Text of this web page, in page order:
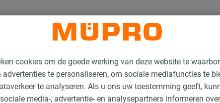
cookies om de goede werking van deze website te
advertenties te personaliseren, om sociale mediafuncties te
te analyseren. Als u ons uw toestemming geeft,
media-, advertentie- en analysepartners informeren